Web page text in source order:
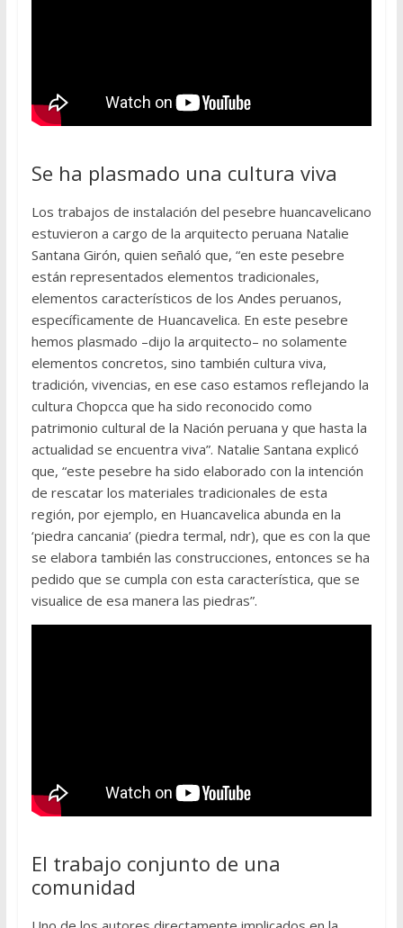
Se ha plasmado una cultura viva
Los trabajos de instalación del pesebre huancavelicano
estuvieron a cargo de la arquitecto peruana Natalie
Santana Girón, quien señaló que, “en este pesebre
están representados elementos tradicionales,
elementos característicos de los Andes peruanos,
específicamente de Huancavelica. En este pesebre
hemos plasmado –dijo la arquitecto– no solamente
elementos concretos, sino también cultura viva,
tradición, vivencias, en ese caso estamos reflejando la
cultura Chopcca que ha sido reconocido como
patrimonio cultural de la Nación peruana y que hasta la
actualidad se encuentra viva”. Natalie Santana explicó
que, “este pesebre ha sido elaborado con la intención
de rescatar los materiales tradicionales de esta
región, por ejemplo, en Huancavelica abunda en la
‘piedra cancania’ (piedra termal, ndr), que es con la que
se elabora también las construcciones, entonces se ha
pedido que se cumpla con esta característica, que se
visualice de esa manera las piedras”.
El trabajo conjunto de una
comunidad